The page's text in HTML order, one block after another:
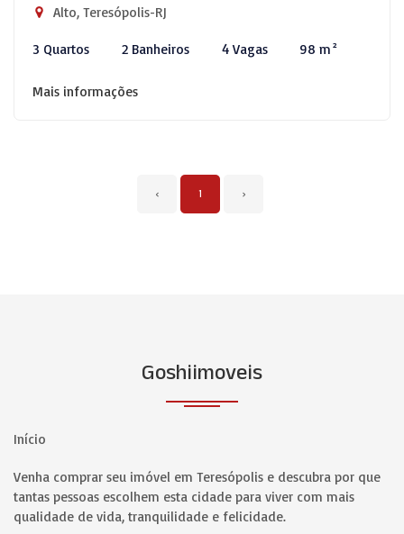
Alto, Teresópolis-RJ
3 Quartos 2 Banheiros 4 Vagas 98 m²
Mais informações
‹ 1 ›
Goshiimoveis
Início
Venha comprar seu imóvel em Teresópolis e descubra por que
tantas pessoas escolhem esta cidade para viver com mais
qualidade de vida, tranquilidade e felicidade.